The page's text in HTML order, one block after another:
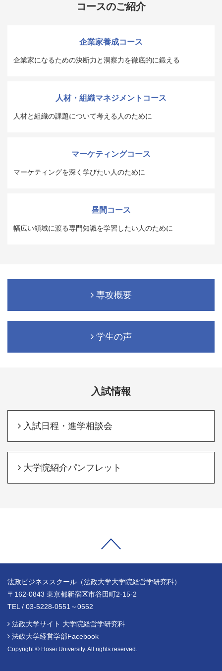
コースのご紹介
企業家養成コース
企業家になるための決断力と洞察力を徹底的に鍛える
人材・組織マネジメントコース
人材と組織の課題について考える人のために
マーケティングコース
マーケティングを深く学びたい人のために
昼間コース
幅広い領域に渡る専門知識を学習したい人のために
専攻概要
学生の声
入試情報
入試日程・進学相談会
大学院紹介パンフレット
法政ビジネススクール（法政大学大学院経営学研究科）
〒162-0843 東京都新宿区市谷田町2-15-2
TEL / 03-5228-0551～0552
法政大学サイト 大学院経営学研究科
法政大学経営学部Facebook
Copyright © Hosei University. All rights reserved.